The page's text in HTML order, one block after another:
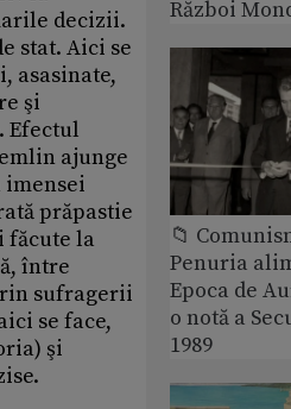
decizii.
stat. Aici se
asasinate,
şi
Efectul
ajunge
prăpastie
la
între
sufragerii
se face,
şi
Război
📁
Penuria
Epoca de
o notă a
1989